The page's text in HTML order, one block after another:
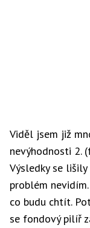
Viděl jsem již
nevýhodnosti 2.
Výsledky se
problém
co budu chtít.
se fondový pilíř